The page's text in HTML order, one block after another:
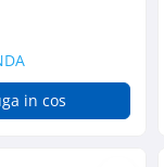
in cos